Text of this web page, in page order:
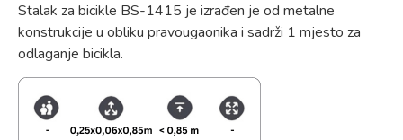
Stalak za bicikle BS-1415 je izrađen je od metalne
konstrukcije u obliku pravougaonika i sadrži 1 mjesto za
odlaganje bicikla.